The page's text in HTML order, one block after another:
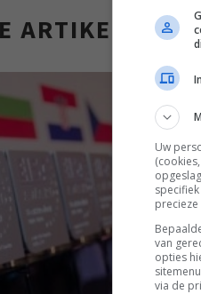
ARTIKELEN
Uw
van
opties
via de